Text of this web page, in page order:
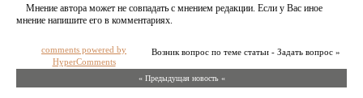
Мнение автора может не совпадать с мнением редакции. Если у Вас иное
мнение напишите его в комментариях.
Возник вопрос по теме статьи - Задать вопрос »
comments powered by
HyperComments
« Предыдущая новость «